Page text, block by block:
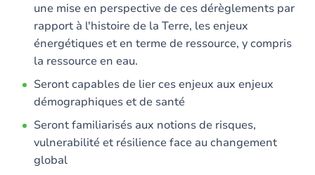
une mise en perspective de ces dérèglements par
rapport à l'histoire de la Terre, les enjeux
énergétiques et en terme de ressource, y compris
la ressource en eau.
Seront capables de lier ces enjeux aux enjeux
démographiques et de santé
Seront familiarisés aux notions de risques,
vulnerabilité et résilience face au changement
global